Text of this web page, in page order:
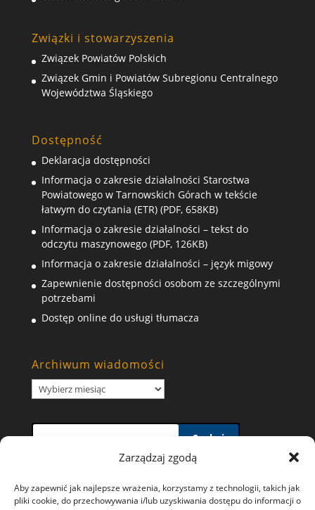
Zarządzaj zgodą
Aby zapewnić jak najlepsze wrażenia, korzystamy z technologii, takich jak
pliki cookie, do przechowywania i/lub uzyskiwania dostępu do informacji o
Związki i stowarzyszenia
Związek Powiatów Polskich
Związek Gmin i Powiatów Subregionu Centralnego
Województwa Śląskiego
Dostępność
Deklaracja dostępności
Informacja o zakresie działalności Starostwa
Powiatowego w Tarnowskich Górach w tekście
łatwym do czytania (ETR) (PDF, 658KB)
Informacja o zakresie działalności – tekst do
odczytu maszynowego (PDF, 126KB)
Informacja o zakresie działalności – język migowy
Zapewnienie dostępności osobom ze szczególnymi
potrzebami
Dostęp online do usługi tłumacza
Archiwum wiadomości
Archiwum
Szukaj